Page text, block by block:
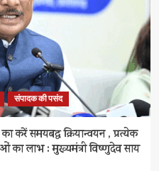
संपादक की पसंद
करें समयबद्ध क्रियान्वयन , प्रत्येक
का लाभ : मुख्यमंत्री विष्णुदेव साय